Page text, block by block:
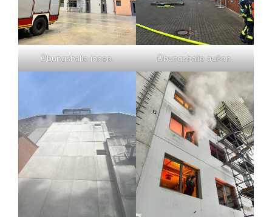
Übungshalle innen. Übungshalle außen.